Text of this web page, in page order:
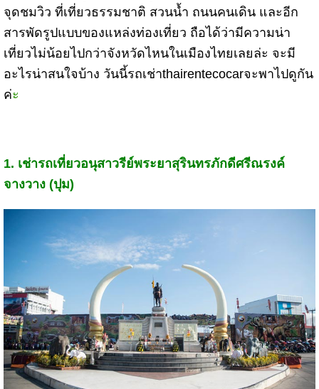
จุดชมวิว ที่เที่ยวธรรมชาติ สวนน้ำ ถนนคนเดิน และอีก
สารพัดรูปแบบของแหล่งท่องเที่ยว ถือได้ว่ามีความน่า
เที่ยวไม่น้อยไปกว่าจังหวัดไหนในเมืองไทยเลยล่ะ จะมี
อะไรน่าสนใจบ้าง วันนี้รถเช่าthairentecocarจะพาไปดูกัน
ค่ะ
1. เช่ารถเที่ยวอนุสาวรีย์พระยาสุรินทรภักดีศรีณรงค์
จางวาง (ปุม)